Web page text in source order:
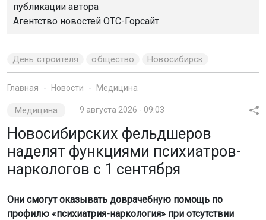
публикации автора
Агентство новостей ОТС-Горсайт
День строителя общество Новосибирск
Главная Новости Медицина
Медицина 9 августа 2026 - 09:03
Новосибирских фельдшеров
наделят функциями психиатров-
наркологов с 1 сентября
Они смогут оказывать доврачебную помощь по
профилю «психиатрия-наркология» при отсутствии